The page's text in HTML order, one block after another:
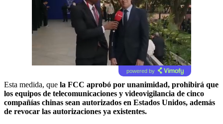
powered by
Esta medida, que la FCC aprobó por unanimidad, prohibirá que
los equipos de telecomunicaciones y videovigilancia de cinco
compañías chinas sean autorizados en Estados Unidos, además
de revocar las autorizaciones ya existentes.